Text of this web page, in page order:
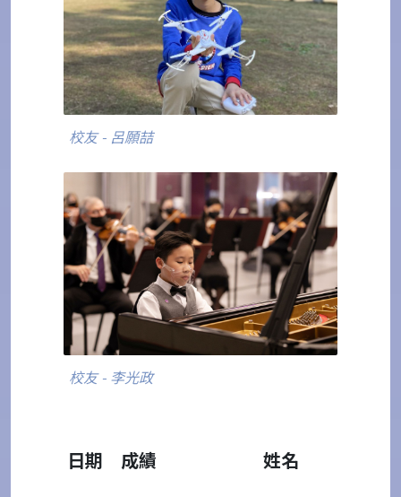
校友 - 呂願喆
校友 - 李光政
日期 成績 姓名